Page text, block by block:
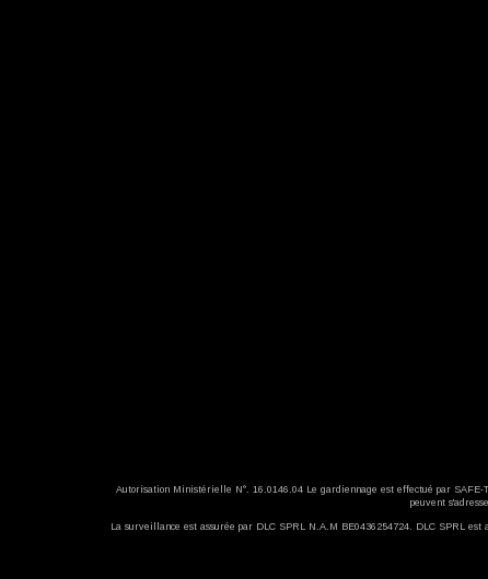
Autorisation Ministérielle N°. 16.0146.04 Le gardiennage est effectué par
peuvent
La surveillance est assurée par DLC SPRL N.A.M BE0436254724. DLC SPRL